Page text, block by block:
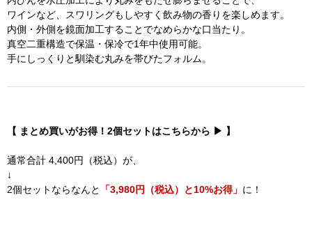
ワインなど、スワリングもしやすく飲み物の香りを楽しめます。
内側・外側を鏡面加工することでなめらかな口当たり。
真空二重構造で保温・保冷で1年中使用可能。
手にしっくりと馴染む丸みを帯びたフォルム。
【 まとめ買いがお得！2個セットはこちらから ▶︎ 】
通常合計 4,400円（税込）が、
↓
2個セットならなんと
「3,980円（税込）と10%お得」 に！